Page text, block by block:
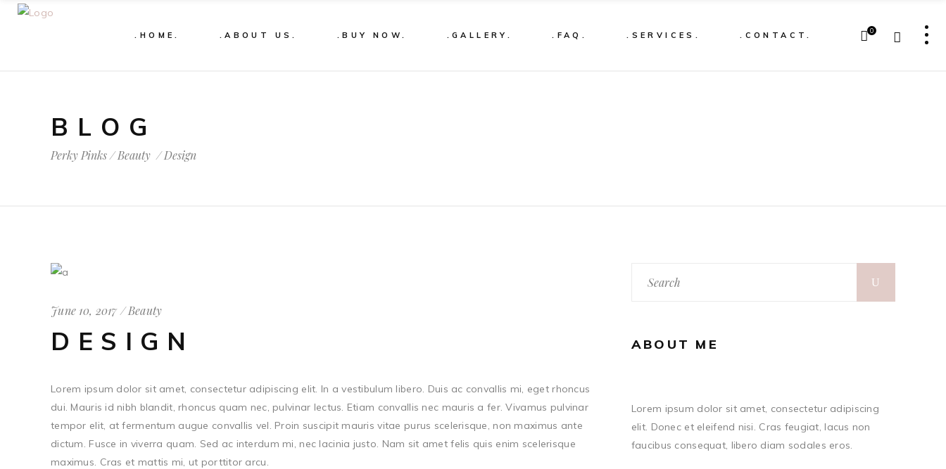
.HOME. .ABOUT US. .BUY NOW. .GALLERY. .FAQ. .SERVICES. .CONTACT. 0
BLOG
Perky Pinks/Beauty /Design
June 10, 2017 Beauty
DESIGN
Lorem ipsum dolor sit amet, consectetur adipiscing elit. In a vestibulum libero. Duis ac convallis mi, eget rhoncus
dui. Mauris id nibh blandit, rhoncus quam nec, pulvinar lectus. Etiam convallis nec mauris a fer. Vivamus pulvinar
tempor elit, at fermentum augue convallis vel. Proin suscipit mauris vitae purus scelerisque, non maximus ante
dictum. Fusce in viverra quam. Sed ac interdum mi, nec lacinia justo. Nam sit amet felis quis enim scelerisque
maximus. Cras et mattis mi, ut porttitor arcu.
ABOUT ME
Lorem ipsum dolor sit amet, consectetur adipiscing
elit. Donec et eleifend nisi. Cras feugiat, lacus non
faucibus consequat, libero diam sodales eros.